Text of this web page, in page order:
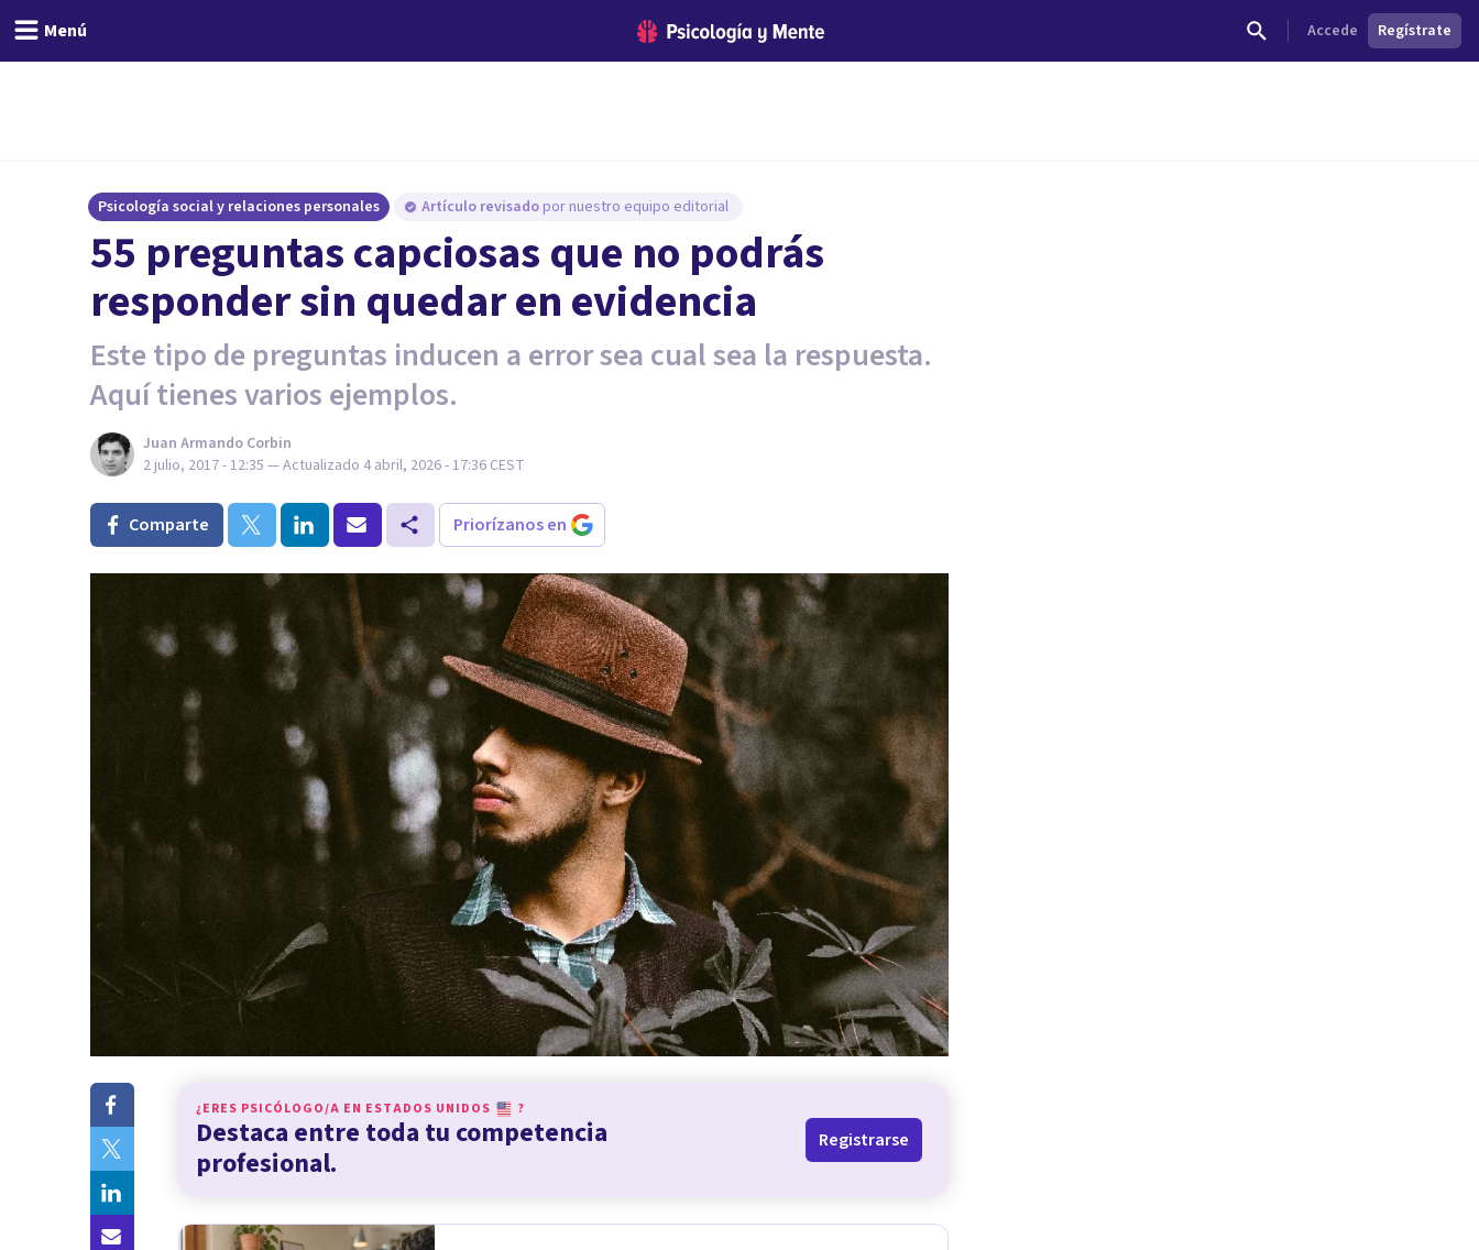
Menú Accede Regístrate
Psicología social y relaciones personales Artículo revisado por nuestro equipo editorial
​55 preguntas capciosas que no podrás
responder sin quedar en evidencia
Este tipo de preguntas inducen a error sea cual sea la respuesta.
Aquí tienes varios ejemplos.
Juan Armando Corbin
2 julio, 2017 - 12:35 — Actualizado 4 abril, 2026 - 17:36 CEST
Comparte Priorízanos en
¿ERES PSICÓLOGO/A EN ESTADOS UNIDOS ?
Destaca entre toda tu competencia
profesional.
Registrarse